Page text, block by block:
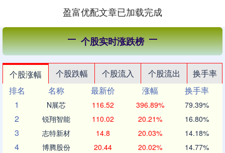
盈富优配文章已加载完成
个股实时涨跌榜
个股涨幅 个股跌幅 个股流入 个股流出
换手率
排名
名称 最新价 涨幅
换手率
1
N展芯 116.52 396.89% 79.39%
2 锐翔智能 110.02 20.21% 16.80%
3 志特新材 14.8 20.03% 14.18%
4 博腾股份 20.44 20.02% 14.77%